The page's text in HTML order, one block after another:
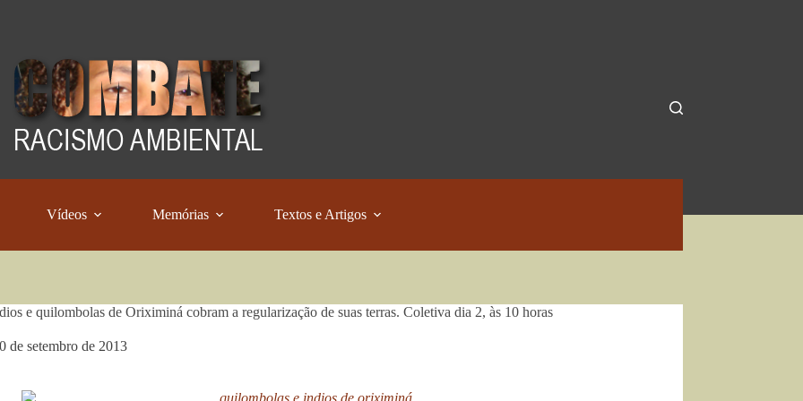
Vídeos Memórias Textos e Artigos
e quilombolas de Oriximiná cobram a regularização de suas terras. Coletiva dia 2, às 10 horas
de setembro de 2013